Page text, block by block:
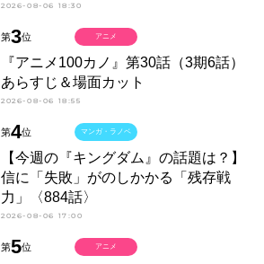
2026-08-06 18:30
第3位
『アニメ100カノ』第30話（3期6話）
あらすじ＆場面カット
2026-08-06 18:55
アニメ
第4位
【今週の『キングダム』の話題は？】
信に「失敗」がのしかかる「残存戦
力」〈884話〉
2026-08-06 17:00
マンガ・ラノベ
第5位 アニメ